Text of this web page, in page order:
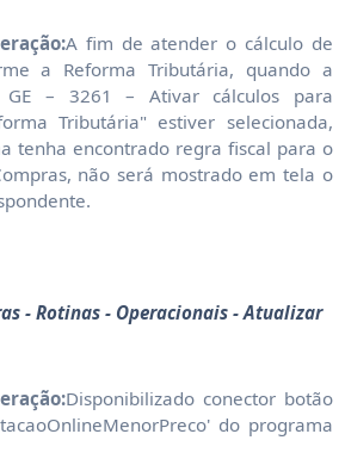
A fim de atender o cálculo de
a Reforma Tributária, quando a
GE – 3261 – Ativar cálculos para
Tributária" estiver selecionada,
tenha encontrado regra fiscal para o
não será mostrado em tela o
- Rotinas - Operacionais - Atualizar
Disponibilizado conector botão
do programa